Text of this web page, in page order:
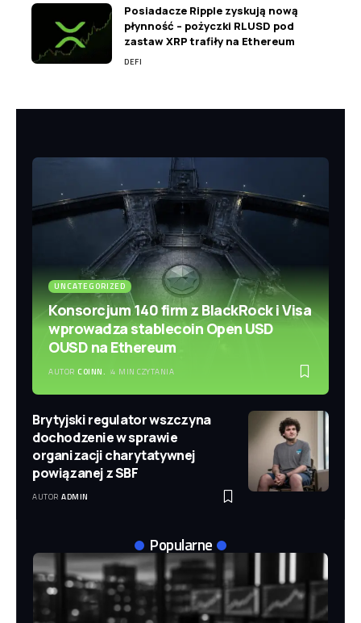
Posiadacze Ripple zyskują nową
płynność – pożyczki RLUSD pod
zastaw XRP trafiły na Ethereum
DEFI
UNCATEGORIZED
Konsorcjum 140 firm z BlackRock i Visa
wprowadza stablecoin Open USD
OUSD na Ethereum
AUTOR COINN. 4 MIN CZYTANIA
Brytyjski regulator wszczyna
dochodzenie w sprawie
organizacji charytatywnej
powiązanej z SBF
AUTOR ADMIN
Popularne